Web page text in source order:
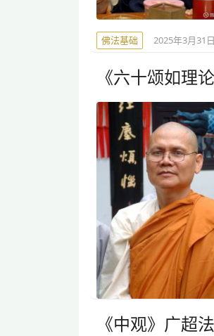
佛法基础 2025年3月31日
《六十颂如理
《中观》广超